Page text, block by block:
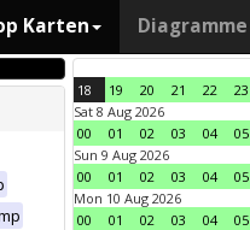
Karten Diagramme
18 19 20 21 22 23
Sat 8 Aug 2026
00
01 02 03 04 05
Sun 9 Aug 2026
00
01 02 03 04 05
Mon 10 Aug 2026
00
01 02 03 04 05